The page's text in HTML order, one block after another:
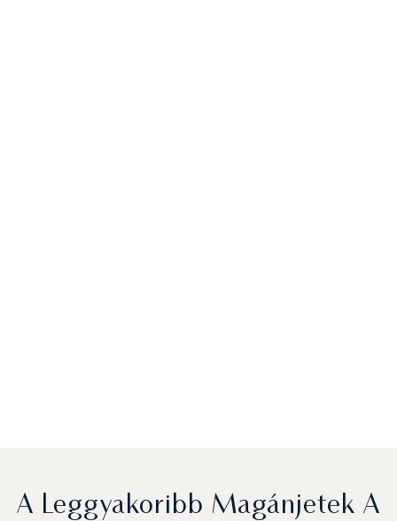
A Leggyakoribb Magánjetek A